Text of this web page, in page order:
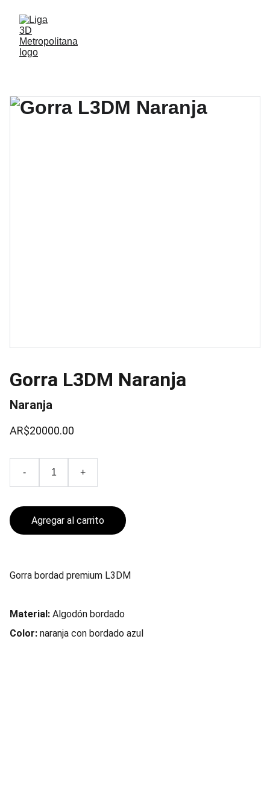
Gorra L3DM Naranja
Naranja
AR$20000.00
- +
Agregar al carrito
Gorra bordad premium L3DM
Material: Algodón bordado
Color: naranja con bordado azul